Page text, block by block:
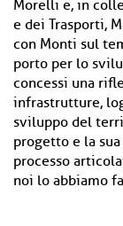
Morelli e, in
e dei Trasporti,
con Monti sul
porto per lo
concessi una
infrastrutture,
sviluppo del
progetto e la
processo
noi lo abbiamo